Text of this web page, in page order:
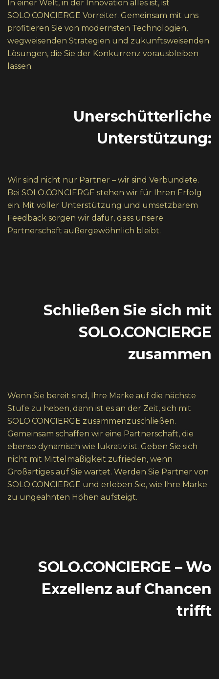
In einer Welt, in der Innovation alles ist, ist
SOLO.CONCIERGE Vorreiter. Gemeinsam mit uns
profitieren Sie von modernsten Technologien,
wegweisenden Strategien und zukunftsweisenden
Lösungen, die Sie der Konkurrenz vorausbleiben
lassen.
Unerschütterliche
Unterstützung:
Wir sind nicht nur Partner – wir sind Verbündete.
Bei SOLO.CONCIERGE stehen wir für Ihren Erfolg
ein. Mit voller Unterstützung und umsetzbarem
Feedback sorgen wir dafür, dass unsere
Partnerschaft außergewöhnlich bleibt.
Schließen Sie sich mit
SOLO.CONCIERGE
zusammen
Wenn Sie bereit sind, Ihre Marke auf die nächste
Stufe zu heben, dann ist es an der Zeit, sich mit
SOLO.CONCIERGE zusammenzuschließen.
Gemeinsam schaffen wir eine Partnerschaft, die
ebenso dynamisch wie lukrativ ist. Geben Sie sich
nicht mit Mittelmäßigkeit zufrieden, wenn
Großartiges auf Sie wartet. Werden Sie Partner von
SOLO.CONCIERGE und erleben Sie, wie Ihre Marke
zu ungeahnten Höhen aufsteigt.
SOLO.CONCIERGE – Wo
Exzellenz auf Chancen
trifft